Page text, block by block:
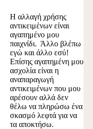
Η αλλαγή χρήσης
αντικειμένων είναι
αγαπημένο μου
παιχνίδι. Άλλο βλέπω
εγώ και άλλο εσύ!
Επίσης αγαπημένη μου
ασχολία είναι η
αναπαραγωγή
αντικειμένων που μου
αρέσουν αλλά δεν
θέλω να πληρώσω ένα
σκασμό λεφτά για να
τα αποκτήσω.